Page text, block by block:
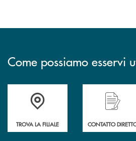
Come possiamo esservi
Accedi all' elenco completo delle filiali .
TROVA LA FILIALE CONTATTO